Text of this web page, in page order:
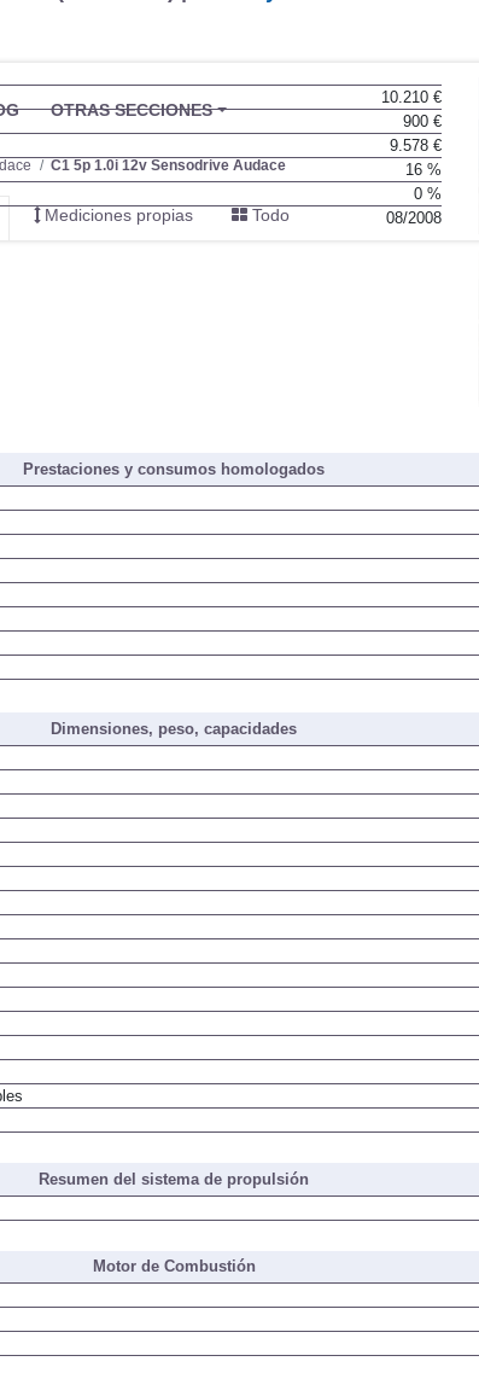
OTRAS SECCIONES
C1 5p 1.0i 12v Sensodrive Audace
Mediciones propias Todo
10.210 €
900 €
9.578 €
16 %
0 %
08/2008
Prestaciones y consumos homologados
Dimensiones, peso, capacidades
Resumen del sistema de propulsión
Motor de Combustión